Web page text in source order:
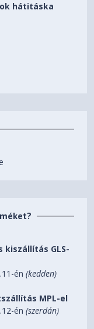
hátitáska
kiszállítás GLS-
én(kedden)
MPL-el
én(szerdán)